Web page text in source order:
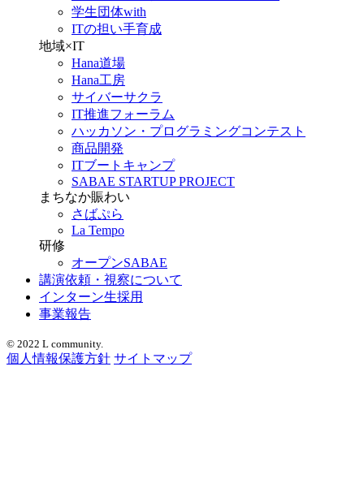
学生団体with
ITの担い手育成
地域×IT
Hana道場
Hana工房
サイバーサクラ
IT推進フォーラム
ハッカソン・プログラミングコンテスト
商品開発
ITブートキャンプ
SABAE STARTUP PROJECT
まちなか賑わい
さばぷら
La Tempo
研修
オープンSABAE
講演依頼・視察について
インターン生採用
事業報告
© 2022 L community.
個人情報保護方針 サイトマップ